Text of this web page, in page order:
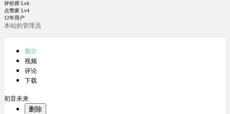
评价师 Lv6
点赞家 Lv4
12年用户
本站的管理员
简介
视频
评论
下载
初音未来
删除